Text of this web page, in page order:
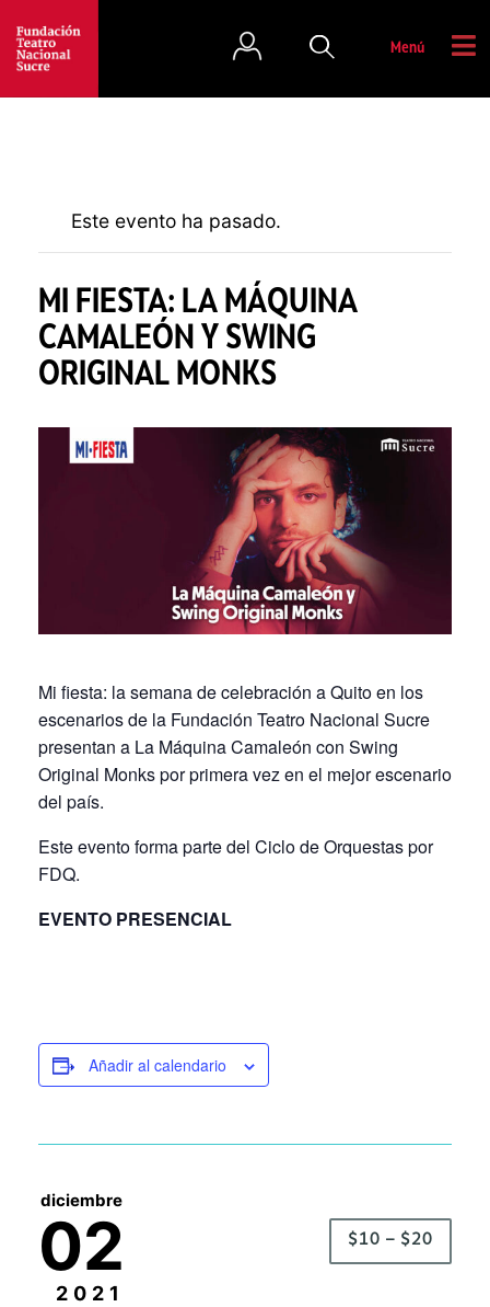
Menú
Este evento ha pasado.
MI FIESTA: LA MÁQUINA
CAMALEÓN Y SWING
ORIGINAL MONKS
Mi fiesta: la semana de celebración a Quito en los
escenarios de la Fundación Teatro Nacional Sucre
presentan a La Máquina Camaleón con Swing
Original Monks por primera vez en el mejor escenario
del país.
Este evento forma parte del Ciclo de Orquestas por
FDQ.
EVENTO PRESENCIAL
Añadir al calendario
diciembre
02
2021
$10 – $20